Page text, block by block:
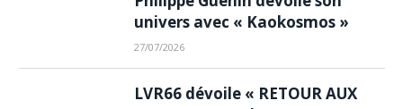
univers avec « Kaokosmos »
27/07/2026
LVR66 dévoile « RETOUR AUX